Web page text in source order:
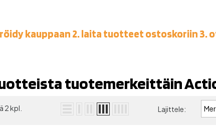
kauppaan 2. laita tuotteet ostoskoriin 3.
tuotemerkeittäin
2 kpl. Lajittele: